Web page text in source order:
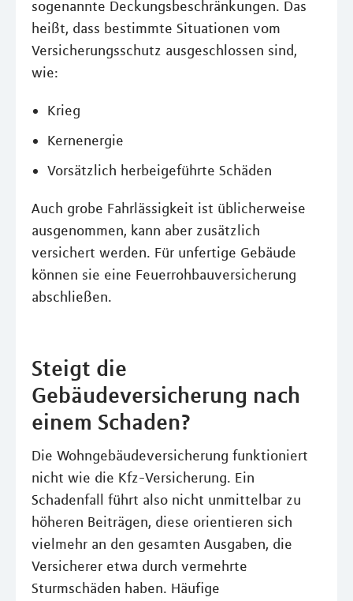
sogenannte Deckungsbeschränkungen. Das
heißt, dass bestimmte Situationen vom
Versicherungsschutz ausgeschlossen sind,
wie:
Krieg
Kernenergie
Vorsätzlich herbeigeführte Schäden
Auch grobe Fahrlässigkeit ist üblicherweise
ausgenommen, kann aber zusätzlich
versichert werden. Für unfertige Gebäude
können sie eine Feuerrohbauversicherung
abschließen.
Steigt die
Gebäudeversicherung nach
einem Schaden?
Die Wohngebäudeversicherung funktioniert
nicht wie die Kfz-Versicherung. Ein
Schadenfall führt also nicht unmittelbar zu
höheren Beiträgen, diese orientieren sich
vielmehr an den gesamten Ausgaben, die
Versicherer etwa durch vermehrte
Sturmschäden haben. Häufige